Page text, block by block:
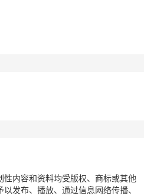
内容和资料均受版权、商标或其他
发布、播放、通过信息网络传播、